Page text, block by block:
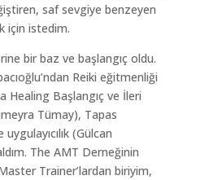
saf sevgiye benzeyen
için istedim.
bir baz ve başlangıç oldu.
Reiki eğitmenliği
Healing Başlangıç ve İleri
Tümay), Tapas
(Gülcan
The AMT Derneğinin
Trainer’lardan biriyim,